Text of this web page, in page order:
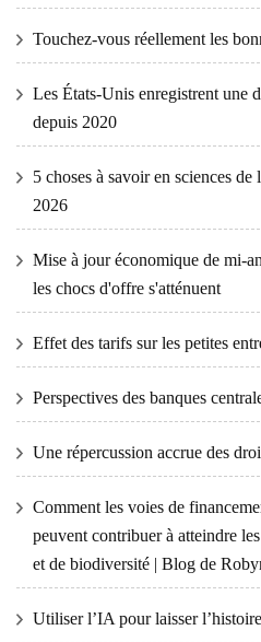
Touchez-vous réellement les
Les États-Unis enregistrent une
depuis 2020
5 choses à savoir en sciences
2026
Mise à jour économique de mi-
les chocs d'offre s'atténuent
Effet des tarifs sur les petites
Perspectives des banques
Une répercussion accrue des
Comment les voies de
peuvent contribuer à atteindre
et de biodiversité | Blog de
Utiliser l’IA pour laisser